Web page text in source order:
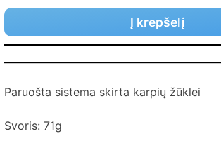
Į krepšelį
Paruošta sistema skirta karpių žūklei
Svoris: 71g